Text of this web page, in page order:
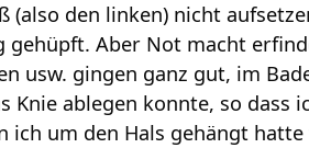
den linken) nicht
Aber Not macht
usw. gingen ganz gut, im
Knie ablegen konnte, so dass
ich um den Hals gehängt